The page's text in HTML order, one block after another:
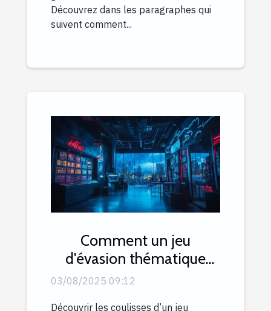
Découvrez dans les paragraphes qui
suivent comment...
Comment un jeu
d'évasion thématique
peut renforcer l'esprit
03/08/2025 09:12
Découvrir les coulisses d’un jeu